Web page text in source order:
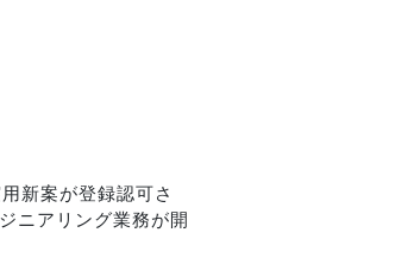
新案が登録認可さ
ニアリング業務が開